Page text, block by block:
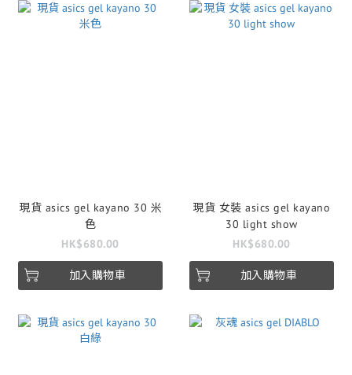
現貨 asics gel kayano 30 米
色
HK$680.00
加入購物車
現貨 女裝 asics gel kayano
30 light show
HK$680.00
加入購物車